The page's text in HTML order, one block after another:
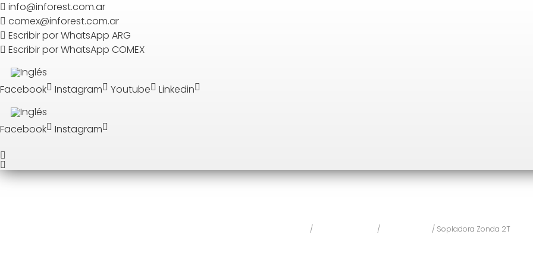
info@inforest.com.ar
comex@inforest.com.ar
Escribir por WhatsApp ARG
Escribir por WhatsApp COMEX
Facebook Instagram Youtube Linkedin
Facebook Instagram
Search
BUSCAR
/ / / Sopladora Zonda 2T